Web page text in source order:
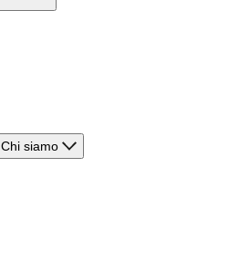
Chi siamo